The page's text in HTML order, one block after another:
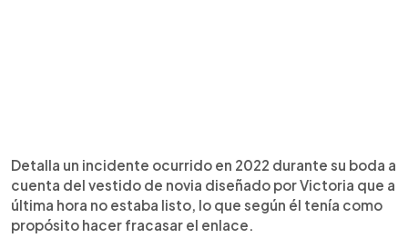
Detalla un incidente ocurrido en 2022 durante su boda a
cuenta del vestido de novia diseñado por Victoria que a
última hora no estaba listo, lo que según él tenía como
propósito hacer fracasar el enlace.